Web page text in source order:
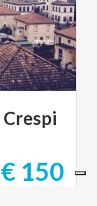
Crespi
€ 150